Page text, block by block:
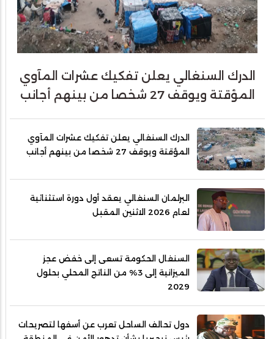
الدرك السنغالي يعلن تفكيك عشرات المآوي
المؤقتة ويوقف 27 شخصا من بينهم أجانب
الدرك السنغالي يعلن تفكيك عشرات المآوي
المؤقتة ويوقف 27 شخصا من بينهم أجانب
البرلمان السنغالي يعقد أول دورة استثنائية
لعام 2026 الاثنين المقبل
السنغال الحكومة تسعى إلى خفض عجز
الميزانية إلى 3% من الناتج المحلي بحلول
2029
دول تحالف الساحل تعرب عن أسفها لتصريحات